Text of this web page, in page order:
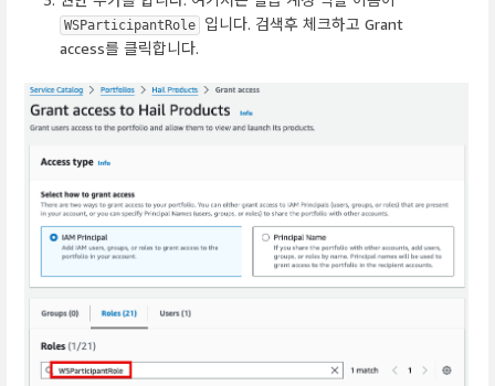
WSParticipantRole
입니다. 검색후 체크하고 Grant
access를 클릭합니다.